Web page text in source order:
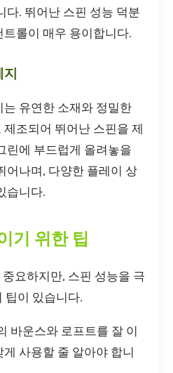
다. 뛰어난 스핀 성능 덕분
트롤이 매우 용이합니다.
는 유연한 소재와 정밀한
조되어 뛰어난 스핀을 제
린에 부드럽게 올려놓을
어나며, 다양한 플레이 상
습니다.
기 위한 팁
요하지만, 스핀 성능을 극
팁이 있습니다.
바운스와 로프트를 잘 이
사용할 줄 알아야 합니